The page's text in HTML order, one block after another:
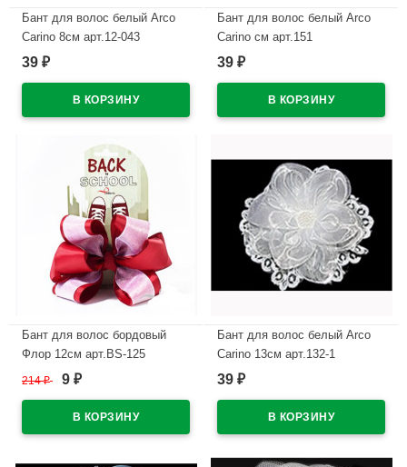
Бант для волос белый Arco
Carino 8см арт.12-043
В наличии
39 ₽
Бант для волос белый Arco
Carino см арт.151
В наличии
39 ₽
Бант для волос бордовый
Флор 12см арт.BS-125
В наличии
214₽ 9 ₽
Бант для волос белый Arco
Carino 13см арт.132-1
В наличии
39 ₽